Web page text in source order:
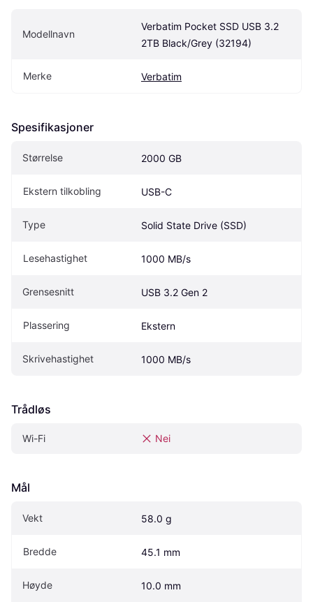
Modellnavn
Verbatim Pocket SSD USB 3.2
2TB Black/Grey (32194)
Merke Verbatim
Spesifikasjoner
Størrelse 2000 GB
Ekstern tilkobling USB-C
Type Solid State Drive (SSD)
Lesehastighet 1000 MB/s
Grensesnitt USB 3.2 Gen 2
Plassering Ekstern
Skrivehastighet 1000 MB/s
Trådløs
Wi-Fi Nei
Mål
Vekt 58.0 g
Bredde 45.1 mm
Høyde 10.0 mm